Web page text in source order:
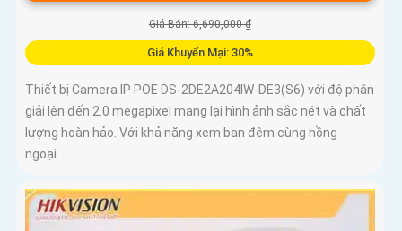
Giá Bán: 6,690,000 ₫
Giá Khuyến Mại: 30%
Thiết bị Camera IP POE DS-2DE2A204IW-DE3(S6) với độ phân
giải lên đến 2.0 megapixel mang lại hình ảnh sắc nét và chất
lượng hoàn hảo. Với khả năng xem ban đêm cùng hồng
ngoại...